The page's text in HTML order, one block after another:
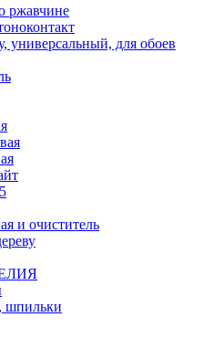
ржавчине
универсальный, для обоев
и очиститель
шпильки